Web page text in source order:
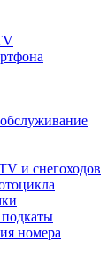
и снегоходов
номера